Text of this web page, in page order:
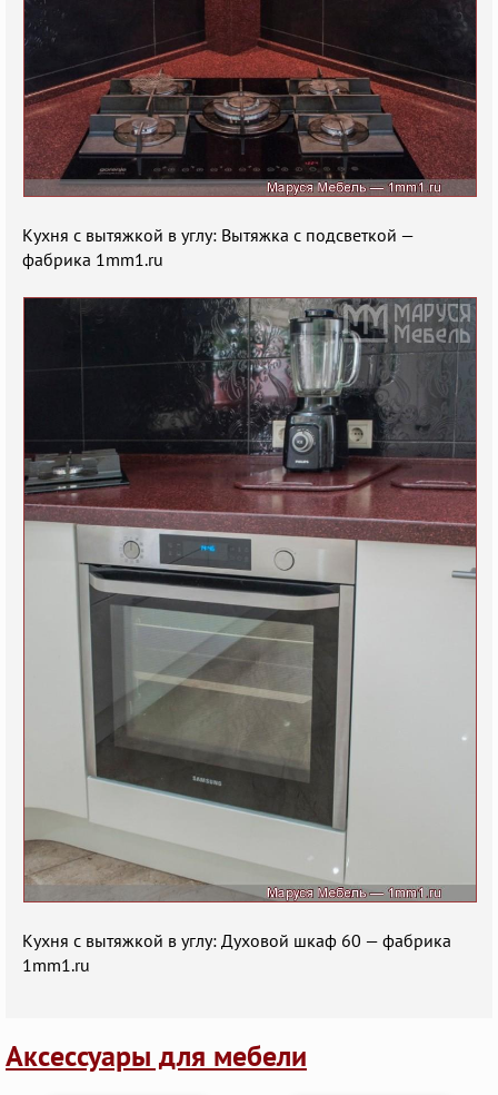
Кухня с вытяжкой в углу: Вытяжка с подсветкой —
фабрика 1mm1.ru
Кухня с вытяжкой в углу: Духовой шкаф 60 — фабрика
1mm1.ru
Аксессуары для мебели